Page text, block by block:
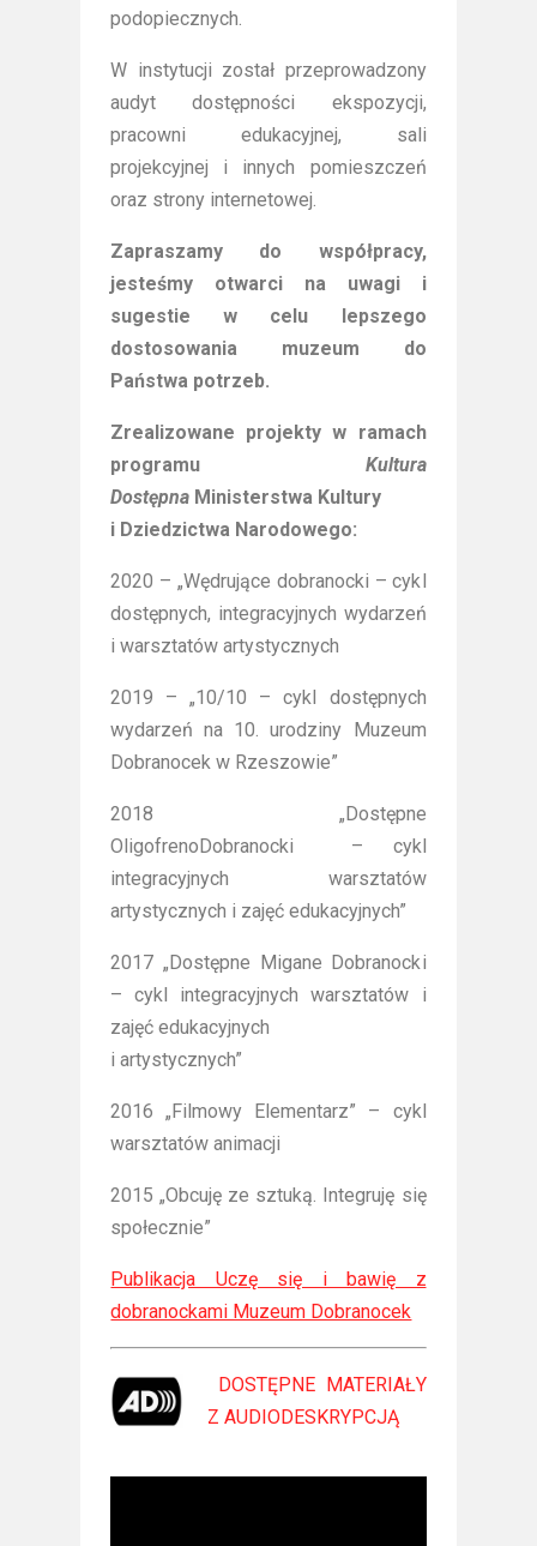
podopiecznych.
W instytucji został przeprowadzony
audyt dostępności ekspozycji,
pracowni edukacyjnej, sali
projekcyjnej i innych pomieszczeń
oraz strony internetowej.
Zapraszamy do współpracy,
jesteśmy otwarci na uwagi i
sugestie w celu lepszego
dostosowania muzeum do
Państwa potrzeb.
Zrealizowane projekty w ramach
programu Kultura
Dostępna Ministerstwa Kultury
i Dziedzictwa Narodowego:
2020 – „Wędrujące dobranocki – cykl
dostępnych, integracyjnych wydarzeń
i warsztatów artystycznych
2019 – „10/10 – cykl dostępnych
wydarzeń na 10. urodziny Muzeum
Dobranocek w Rzeszowie”
2018 „Dostępne
OligofrenoDobranocki – cykl
integracyjnych warsztatów
artystycznych i zajęć edukacyjnych”
2017 „Dostępne Migane Dobranocki
– cykl integracyjnych warsztatów i
zajęć edukacyjnych
i artystycznych”
2016 „Filmowy Elementarz” – cykl
warsztatów animacji
2015 „Obcuję ze sztuką. Integruję się
społecznie”
Publikacja Uczę się i bawię z
dobranockami Muzeum Dobranocek
DOSTĘPNE MATERIAŁY
ZAUDIODESKRYPCJĄ